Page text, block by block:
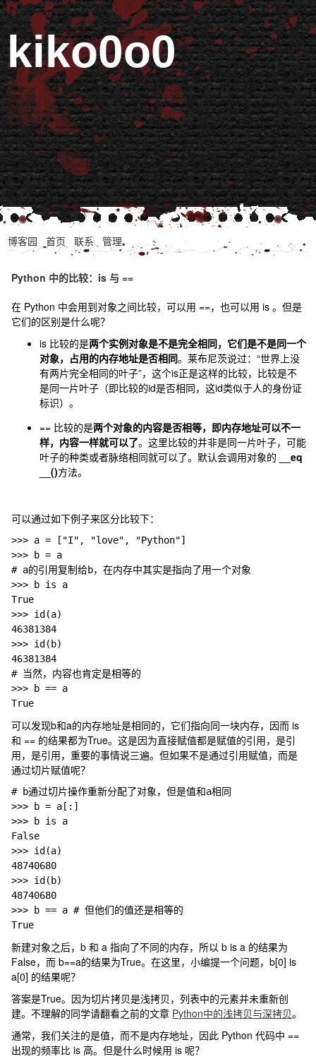
kiko0o0
博客园 首页 联系 管理
Python 中的比较：is 与 ==
在 Python 中会用到对象之间比较，可以用 ==，也可以用 is 。但是
它们的区别是什么呢？
is 比较的是两个实例对象是不是完全相同，它们是不是同一个
对象，占用的内存地址是否相同。莱布尼茨说过：“世界上没
有两片完全相同的叶子”，这个is正是这样的比较，比较是不
是同一片叶子（即比较的id是否相同，这id类似于人的身份证
标识）。
== 比较的是两个对象的内容是否相等，即内存地址可以不一
样，内容一样就可以了。这里比较的并非是同一片叶子，可能
叶子的种类或者脉络相同就可以了。默认会调用对象的
__eq
__()方法。
可以通过如下例子来区分比较下：
>>> a = [ "I", "love",
"Python"]
>>> b = a
# a的引用复制给b，在内存中其实是指向了用一个对象
>>> b is a
True
>>> id(a)
46381384
>>> id(b)
46381384
# 当然，内容也肯定是相等的
>>> b == a
True
可以发现b和a的内存地址是相同的，它们指向同一块内存，因而 is
和 == 的结果都为True。这是因为直接赋值都是赋值的引用，是引
用，是引用，重要的事情说三遍。但如果不是通过引用赋值，而是
通过切片赋值呢？
# b通过切片操作重新分配了对象，但是值和a相同
>>> b = a[:]
>>> b is a
False
>>> id(a)
48740680
>>> id(b)
48740680
>>> b == a # 但他们的值还是相等的
True
新建对象之后，b 和 a 指向了不同的内存，所以 b is a 的结果为
False，而 b==a的结果为True。在这里，小编提一个问题，b[0] is
a[0] 的结果呢？
答案是True。因为切片拷贝是浅拷贝，列表中的元素并未重新创
建。不理解的同学请翻看之前的文章 Python中的浅拷贝与深拷贝。
通常，我们关注的是值，而不是内存地址，因此 Python 代码中 ==
出现的频率比 is 高。但是什么时候用 is 呢？